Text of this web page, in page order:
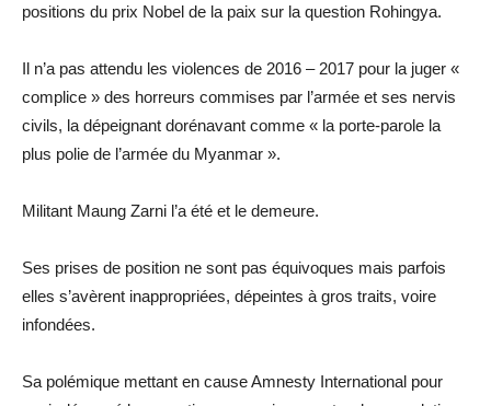
positions du prix Nobel de la paix sur la question Rohingya.
Il n’a pas attendu les violences de 2016 – 2017 pour la juger «
complice » des horreurs commises par l’armée et ses nervis
civils, la dépeignant dorénavant comme « la porte-parole la
plus polie de l’armée du Myanmar ».
Militant Maung Zarni l’a été et le demeure.
Ses prises de position ne sont pas équivoques mais parfois
elles s’avèrent inappropriées, dépeintes à gros traits, voire
infondées.
Sa polémique mettant en cause Amnesty International pour